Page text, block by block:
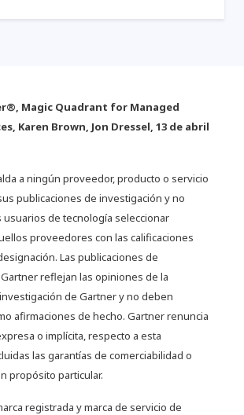
Magic Quadrant for Managed
Karen Brown, Jon Dressel, 13 de abril
a ningún proveedor, producto o servicio
publicaciones de investigación y no
usuarios de tecnología seleccionar
proveedores con las calificaciones
Las publicaciones de
reflejan las opiniones de la
de Gartner y no deben
afirmaciones de hecho. Gartner renuncia
o implícita, respecto a esta
las garantías de comerciabilidad o
propósito particular.
registrada y marca de servicio de